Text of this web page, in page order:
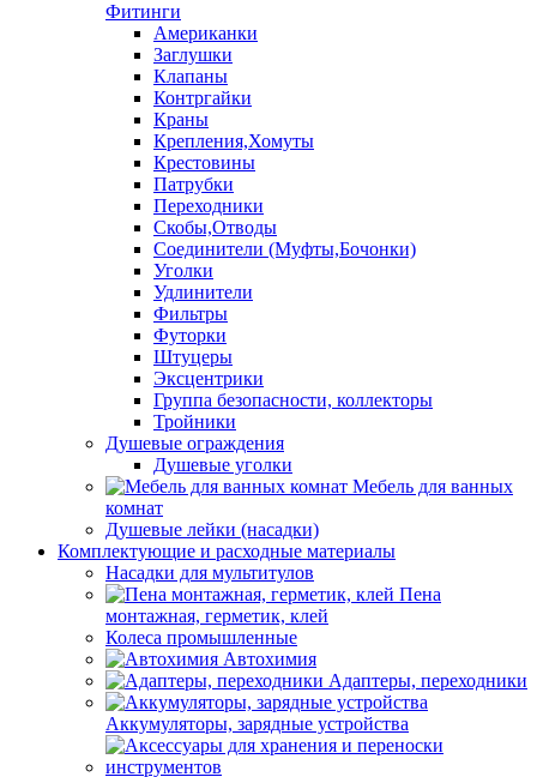
Фитинги
Американки
Заглушки
Клапаны
Контргайки
Краны
Крепления,Хомуты
Крестовины
Патрубки
Переходники
Скобы,Отводы
Соединители (Муфты,Бочонки)
Уголки
Удлинители
Фильтры
Футорки
Штуцеры
Эксцентрики
Группа безопасности, коллекторы
Тройники
Душевые ограждения
Душевые уголки
Мебель для ванных
комнат
Душевые лейки (насадки)
Комплектующие и расходные материалы
Насадки для мультитулов
Пена
монтажная, герметик, клей
Колеса промышленные
Автохимия
Адаптеры, переходники
Аккумуляторы, зарядные устройства